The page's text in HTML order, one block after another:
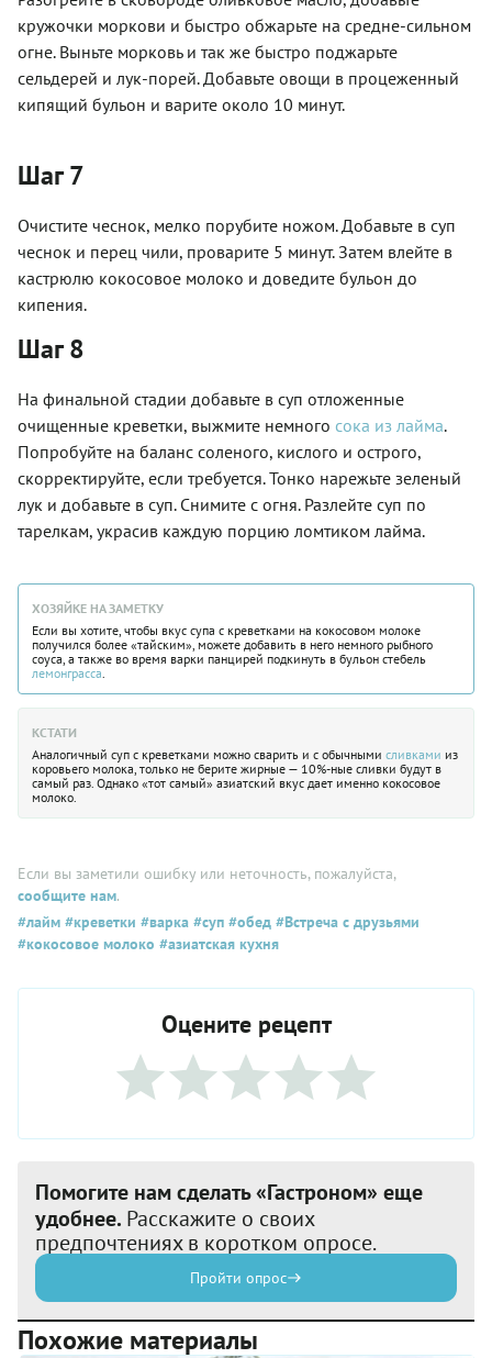
кружочки моркови и быстро обжарьте на средне-сильном
огне. Выньте морковь и так же быстро поджарьте
сельдерей и лук-порей. Добавьте овощи в процеженный
кипящий бульон и варите около 10 минут.
Шаг 7
Очистите чеснок, мелко порубите ножом. Добавьте в суп
чеснок и перец чили, проварите 5 минут. Затем влейте в
кастрюлю кокосовое молоко и доведите бульон до
кипения.
Шаг 8
На финальной стадии добавьте в суп отложенные
очищенные креветки, выжмите немного сока из лайма.
Попробуйте на баланс соленого, кислого и острого,
скорректируйте, если требуется. Тонко нарежьте зеленый
лук и добавьте в суп. Снимите с огня. Разлейте суп по
тарелкам, украсив каждую порцию ломтиком лайма.
ХОЗЯЙКЕ НА ЗАМЕТКУ
Если вы хотите, чтобы вкус супа с креветками на кокосовом молоке
получился более «тайским», можете добавить в него немного рыбного
соуса, а также во время варки панцирей подкинуть в бульон стебель
лемонграсса
КСТАТИ
Аналогичный суп с креветками можно сварить и с обычными сливками из
коровьего молока, только не берите жирные — 10%-ные сливки будут в
самый раз. Однако «тот самый» азиатский вкус дает именно кокосовое
молоко.
Если вы заметили ошибку или неточность, пожалуйста,
сообщите нам.
#лайм #креветки #варка #суп #обед #Встреча с друзьями
#кокосовое молоко #азиатская кухня
Оцените рецепт
Помогите нам сделать «Гастроном» еще
удобнее. Расскажите о своих
предпочтениях в коротком опросе.
Пройти опрос
Похожие материалы